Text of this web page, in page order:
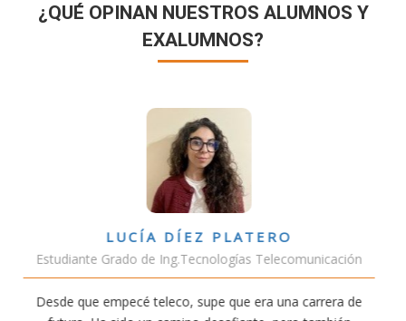
¿QUÉ OPINAN NUESTROS ALUMNOS Y
EXALUMNOS?
una carrera de
VÍCTOR SÁNCHEZ
Estudiante Doble Grado
Estudiar teleco me ha permitido